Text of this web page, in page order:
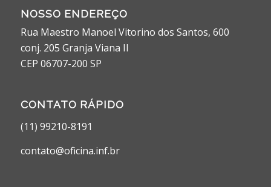
NOSSO ENDEREÇO
Rua Maestro Manoel Vitorino dos Santos, 600
conj. 205 Granja Viana II
CEP 06707-200 SP
CONTATO RÁPIDO
(11) 99210-8191
contato@oficina.inf.br